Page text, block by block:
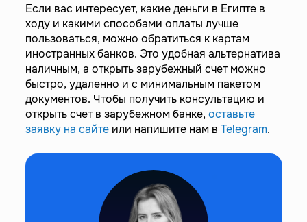
Если вас интересует, какие деньги в Египте в
ходу и какими способами оплаты лучше
пользоваться, можно обратиться к картам
иностранных банков. Это удобная альтернатива
наличным, а открыть зарубежный счет можно
быстро, удаленно и с минимальным пакетом
документов. Чтобы получить консультацию и
открыть счет в зарубежном банке, оставьте
заявку на сайтеили напишите нам в Telegram.